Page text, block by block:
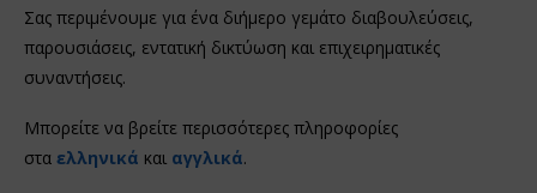
Σας περιμένουμε για ένα διήμερο γεμάτο διαβουλεύσεις,
παρουσιάσεις, εντατική δικτύωση και επιχειρηματικές
συναντήσεις.
Μπορείτε να βρείτε περισσότερες πληροφορίες
στα ελληνικά και αγγλικά.